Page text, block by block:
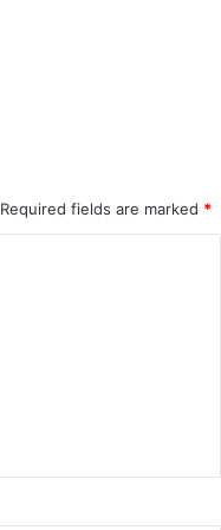
Required fields are marked *